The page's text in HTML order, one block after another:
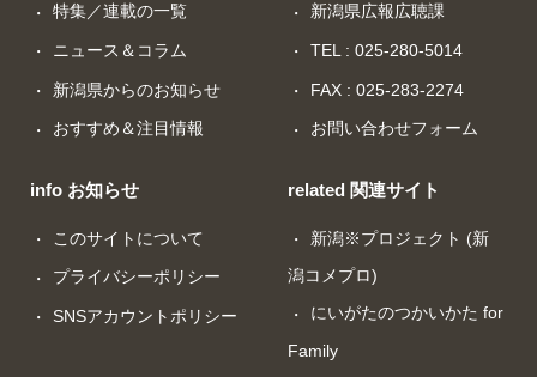
特集／連載の一覧
ニュース＆コラム
新潟県からのお知らせ
おすすめ＆注目情報
info お知らせ
このサイトについて
プライバシーポリシー
SNSアカウントポリシー
新潟県広報広聴課
TEL : 025-280-5014
FAX : 025-283-2274
お問い合わせフォーム
related 関連サイト
新潟※プロジェクト (新
潟コメプロ)
にいがたのつかいかた for
Family